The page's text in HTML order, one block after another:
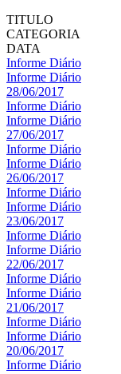
TITULO
CATEGORIA
DATA
Informe Diário
Informe Diário
28/06/2017
Informe Diário
Informe Diário
27/06/2017
Informe Diário
Informe Diário
26/06/2017
Informe Diário
Informe Diário
23/06/2017
Informe Diário
Informe Diário
22/06/2017
Informe Diário
Informe Diário
21/06/2017
Informe Diário
Informe Diário
20/06/2017
Informe Diário